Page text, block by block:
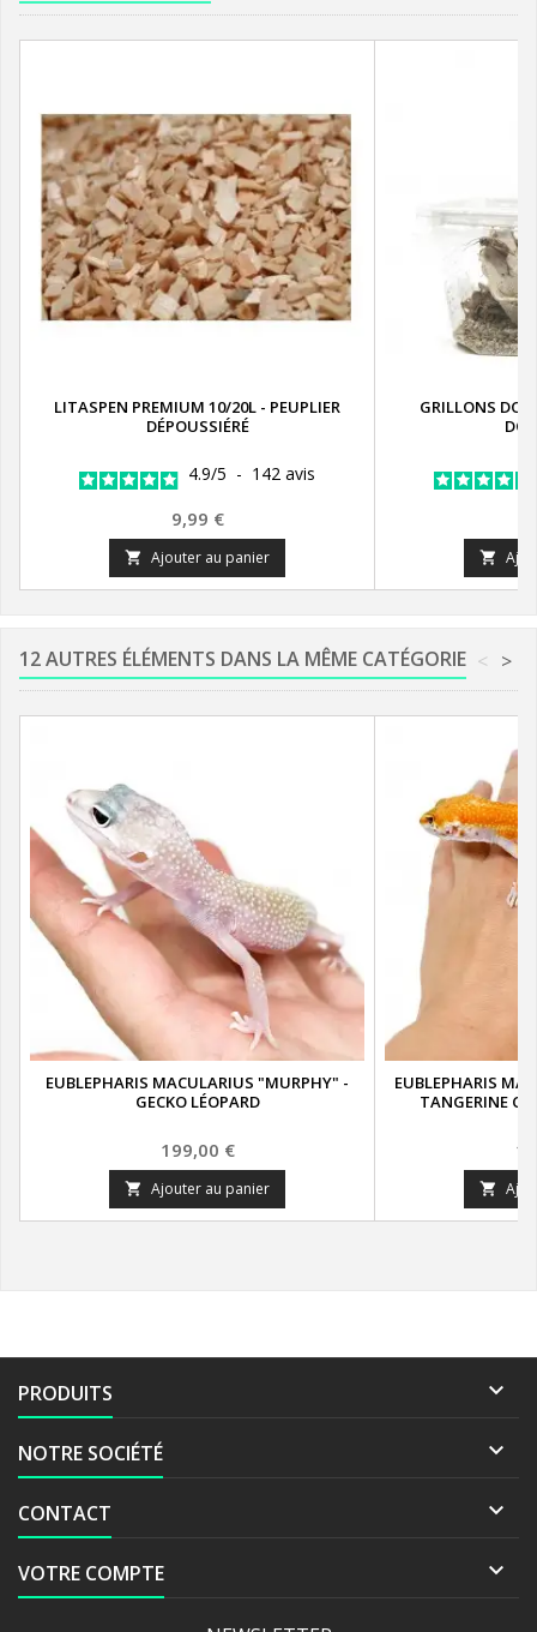
LITASPEN PREMIUM 10/20L - PEUPLIER
DÉPOUSSIÉRÉ
4.9/5 - 142 avis
Prix
9,99 €
 Ajouter au panier
GRILLONS

12 AUTRES ÉLÉMENTS DANS LA MÊME CATÉGORIE >
<
EUBLEPHARIS MACULARIUS "MURPHY" -
GECKO LÉOPARD
Prix
199,00 €
 Ajouter au panier
EUBLEPHARIS
TANGERINE

PRODUITS 
NOTRE SOCIÉTÉ 
CONTACT 
VOTRE COMPTE 